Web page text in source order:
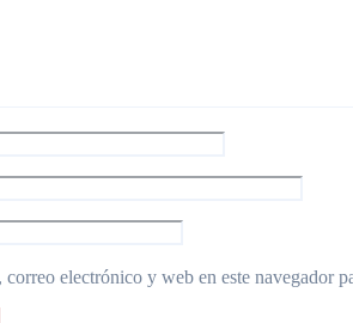
electrónico y web en este navegador